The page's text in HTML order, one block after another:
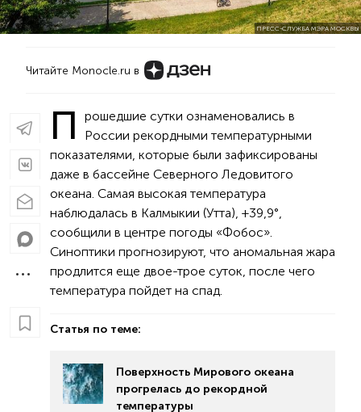
ПРЕСС-СЛУЖБА МЭРА МОСКВЫ
Читайте Monocle.ru в
П
рошедшие сутки ознаменовались в
России рекордными температурными
показателями, которые были зафиксированы
даже в бассейне Северного Ледовитого
океана. Самая высокая температура
наблюдалась в Калмыкии (Утта), +39,9°,
сообщили в центре погоды «Фобос».
Синоптики прогнозируют, что аномальная жара
продлится еще двое-трое суток, после чего
температура пойдет на спад.
Статья по теме:
Поверхность Мирового океана
прогрелась до рекордной
температуры